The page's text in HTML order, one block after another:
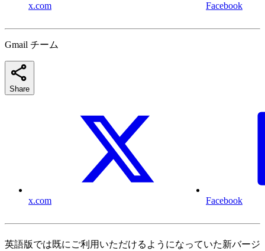
x.com Facebook
Gmail チーム
Share
x.com Facebook
英語版では既にご利用いただけるようになっていた新バージ